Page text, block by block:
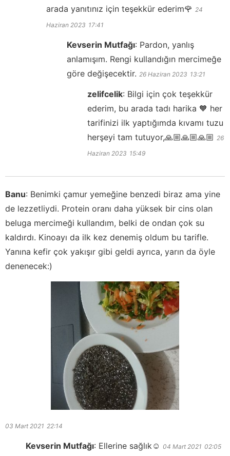
arada yanıtınız için teşekkür ederim🌹 24
Haziran 2023 17:41
Kevserin Mutfağı: Pardon, yanlış
anlamışım. Rengi kullandığın mercimeğe
göre değişecektir. 26 Haziran 2023 13:21
zelifcelik: Bilgi için çok teşekkür
ederim, bu arada tadı harika 🧡 her
tarifinizi ilk yaptığımda kıvamı tuzu
herşeyi tam tutuyor,🙏🏼🙏🏼🙏🏼 26
Haziran 2023 15:49
Banu: Benimki çamur yemeğine benzedi biraz ama yine
de lezzetliydi. Protein oranı daha yüksek bir cins olan
beluga mercimeği kullandım, belki de ondan çok su
kaldırdı. Kinoayı da ilk kez denemiş oldum bu tarifle.
Yanına kefir çok yakışır gibi geldi ayrıca, yarın da öyle
denenecek:)
03 Mart 2021 22:14
Kevserin Mutfağı: Ellerine sağlık☺️ 04 Mart 2021 02:05